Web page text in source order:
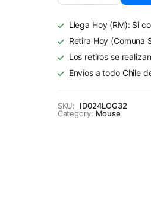
Logitech
Ergo
S
Grafito
quantity
Llega Hoy (RM): Si
Retira Hoy (Comuna
Los retiros se
Envíos a todo Chile
SKU:
ID024LOG32
Category: Mouse